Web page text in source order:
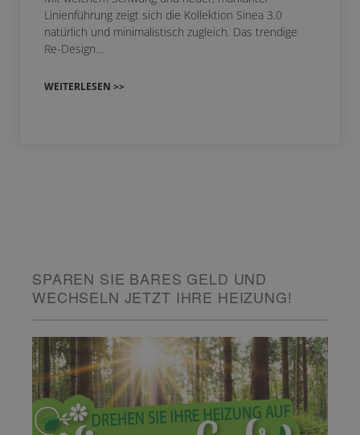
Linienführung zeigt sich die Kollektion Sinea 3.0
natürlich und minimalistisch zugleich. Das trendige
Re-Design…
WEITERLESEN >>
SPAREN SIE BARES GELD UND
WECHSELN JETZT IHRE HEIZUNG!